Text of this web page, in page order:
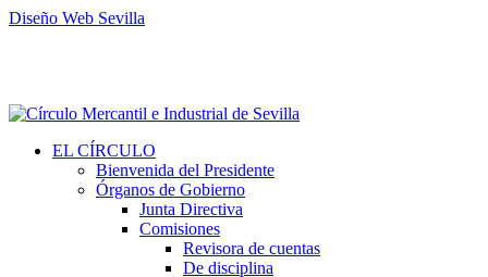
Diseño Web Sevilla
EL CÍRCULO
Bienvenida del Presidente
Órganos de Gobierno
Junta Directiva
Comisiones
Revisora de cuentas
De disciplina